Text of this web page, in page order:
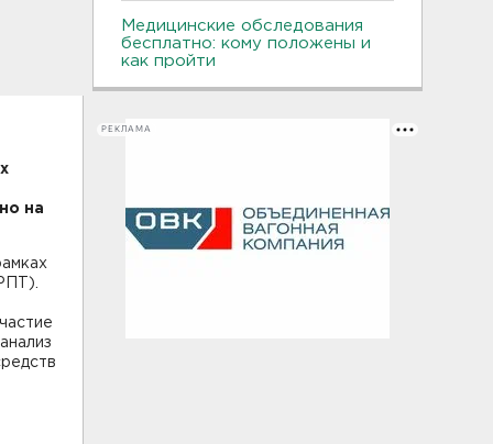
на
Медицинские обследования
бесплатно: кому положены и
как пройти
РЕКЛАМА